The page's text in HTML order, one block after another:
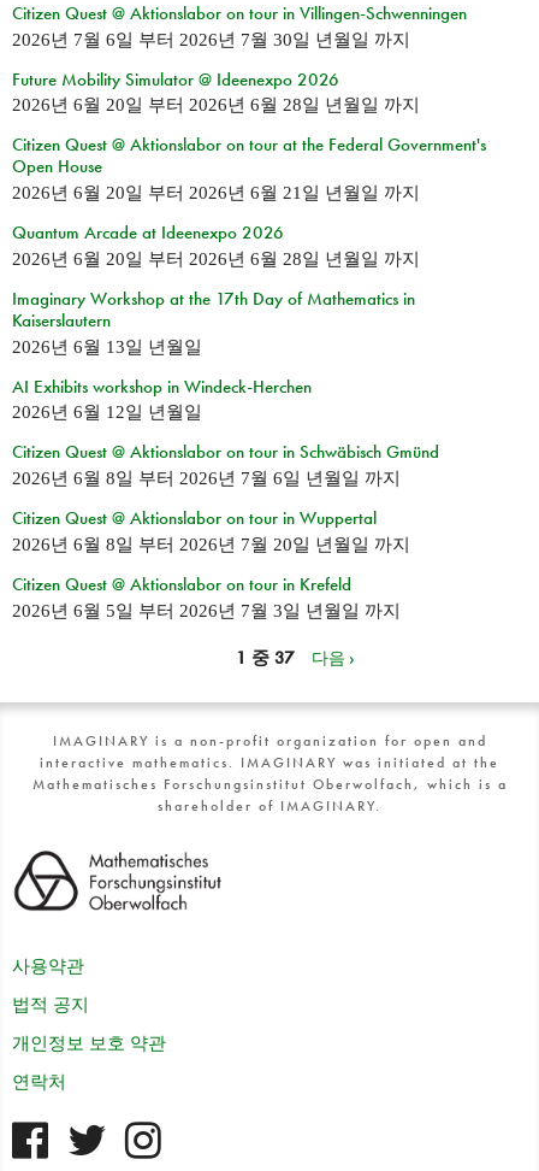
Citizen Quest @ Aktionslabor on tour in Villingen-Schwenningen
2026년 7월 6일 부터 2026년 7월 30일 년월일 까지
Future Mobility Simulator @ Ideenexpo 2026
2026년 6월 20일 부터 2026년 6월 28일 년월일 까지
Citizen Quest @ Aktionslabor on tour at the Federal Government's
Open House
2026년 6월 20일 부터 2026년 6월 21일 년월일 까지
Quantum Arcade at Ideenexpo 2026
2026년 6월 20일 부터 2026년 6월 28일 년월일 까지
Imaginary Workshop at the 17th Day of Mathematics in
Kaiserslautern
2026년 6월 13일 년월일
AI Exhibits workshop in Windeck-Herchen
2026년 6월 12일 년월일
Citizen Quest @ Aktionslabor on tour in Schwäbisch Gmünd
2026년 6월 8일 부터 2026년 7월 6일 년월일 까지
Citizen Quest @ Aktionslabor on tour in Wuppertal
2026년 6월 8일 부터 2026년 7월 20일 년월일 까지
Citizen Quest @ Aktionslabor on tour in Krefeld
2026년 6월 5일 부터 2026년 7월 3일 년월일 까지
1 중 37 다음 ›
IMAGINARY is a non-profit organization for open and
interactive mathematics. IMAGINARY was initiated at the
Mathematisches Forschungsinstitut Oberwolfach, which is a
shareholder of IMAGINARY.
사용약관
법적 공지
개인정보 보호 약관
연락처